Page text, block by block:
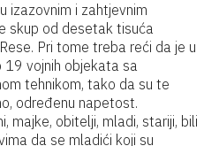
izazovnim i zahtjevnim
skup od desetak tisuća
Pri tome treba reći da je u
19 vojnih objekata sa
tehnikom, tako da su te
određenu napetost.
majke, obitelji, mladi, stariji, bili
da se mladići koji su